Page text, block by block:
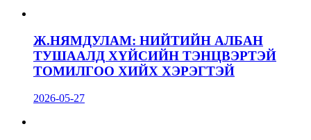
Ж.НЯМДУЛАМ: НИЙТИЙН АЛБАН
ТУШААЛД ХҮЙСИЙН ТЭНЦВЭРТЭЙ
ТОМИЛГОО ХИЙХ ХЭРЭГТЭЙ
2026-05-27